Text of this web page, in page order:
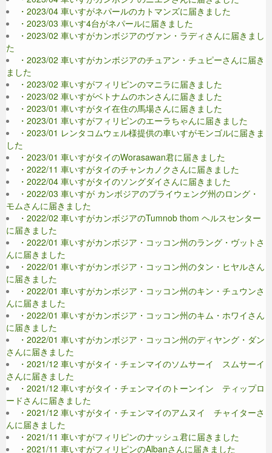
・2023/04 車いすがネパールのカトマンズに届きました
・2023/03 車いす4台がネパールに届きました
・2023/02 車いすがカンボジアのヴァン・ラディさんに届きまし
た
・2023/02 車いすがカンボジアのチュアン・チュピーさんに届き
ました
・2023/02 車いすがフィリピンのマニラに届きました
・2023/02 車いすがベトナムのホンさんに届きました
・2023/01 車いすがタイ在住の馬場さんに届きました
・2023/01 車いすがフィリピンのエーラちゃんに届きました
・2023/01 レンタコムウェル様提供の車いすがモンゴルに届きま
した
・2023/01 車いすがタイのWorasawan君に届きました
・2022/11 車いすがタイのチャンカノクさんに届きました
・2022/04 車いすがタイのソングダイさんに届きました
・2022/03 車いすが カンボジアのプライウェング州のロング・
モムさんに届きました
・2022/02 車いすがカンボジアのTumnob thom ヘルスセンター
に届きました
・2022/01 車いすがカンボジア・コッコン州のラング・ヴットさ
んに届きました
・2022/01 車いすがカンボジア・コッコン州のタン・ヒヤルさん
に届きました
・2022/01 車いすがカンボジア・コッコン州のキン・チュウンさ
んに届きました
・2022/01 車いすがカンボジア・コッコン州のキム・ホワイさん
に届きました
・2022/01 車いすがカンボジア・コッコン州のディヤング・ダン
さんに届きました
・2021/12 車いすがタイ・チェンマイのソムサーイ スムサーイ
さんに届きました
・2021/12 車いすがタイ・チェンマイのトーンイン ティップロ
ードさんに届きました
・2021/12 車いすがタイ・チェンマイのアムヌイ チャイターさ
んに届きました
・2021/11 車いすがフィリピンのナッシュ君に届きました
・2021/11 車いすがフィリピンのAlbanさんに届きました